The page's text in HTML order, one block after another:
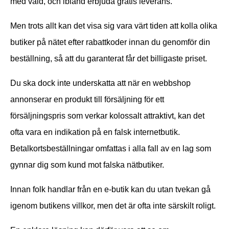
Men trots allt kan det visa sig vara värt tiden att kolla olika
butiker på nätet efter rabattkoder innan du genomför din
beställning, så att du garanterat får det billigaste priset.
Du ska dock inte underskatta att när en webbshop
annonserar en produkt till försäljning för ett
försäljningspris som verkar kolossalt attraktivt, kan det
ofta vara en indikation på en falsk internetbutik.
Betalkortsbeställningar omfattas i alla fall av en lag som
gynnar dig som kund mot falska nätbutiker.
Innan folk handlar från en e-butik kan du utan tvekan gå
igenom butikens villkor, men det är ofta inte särskilt roligt.